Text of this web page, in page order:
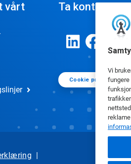
Vi
fungere
vårt Ta kontakt
Cookie preferanser
|